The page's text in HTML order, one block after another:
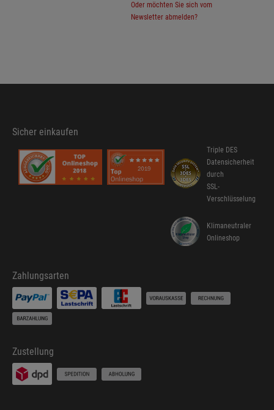
Oder möchten Sie sich vom
Newsletter abmelden?
Sicher einkaufen
Triple DES
Datensicherheit
durch
SSL-
Verschlüsselung
Klimaneutraler
Onlineshop
Zahlungsarten
Zustellung